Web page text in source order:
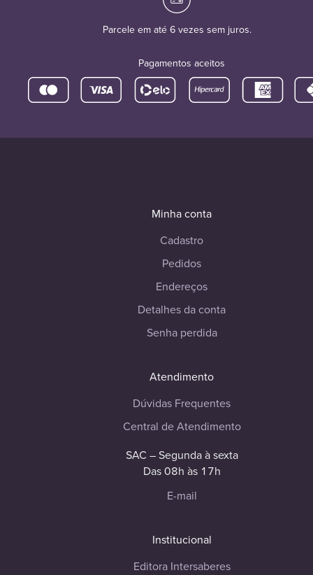
Parcele em até 6 vezes sem juros.
Pagamentos aceitos
Minha conta
Cadastro
Pedidos
Endereços
Detalhes da conta
Senha perdida
Atendimento
Dúvidas Frequentes
Central de Atendimento
SAC – Segunda à sexta
Das 08h às 17h
E-mail
Institucional
Editora Intersaberes